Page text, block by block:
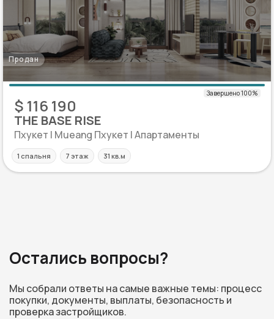
Продан
$ 116 190
THE BASE RISE
Пхукет | Mueang Пхукет | Апартаменты
1 спальня 7 этаж 31 кв.м
Остались вопросы?
Мы собрали ответы на самые важные темы: процесс
покупки, документы, выплаты, безопасность и
проверка застройщиков.